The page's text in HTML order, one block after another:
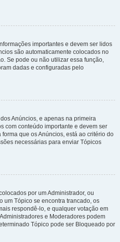
importantes e devem ser lidos
são automaticamente colocados no
Se pode ou não utilizar essa função,
dadas e configuradas pelo
Anúncios, e apenas na primeira
com conteúdo importante e devem ser
que os Anúncios, está ao critério do
necessárias para enviar Tópicos
por um Administrador, ou
um Tópico se encontra trancado, os
respondê-lo, e qualquer votação em
e Moderadores podem
Tópico pode ser Bloqueado por